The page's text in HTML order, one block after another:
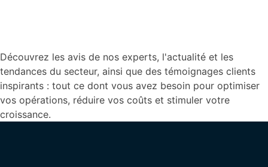
Découvrez les avis de nos experts, l'actualité et les
tendances du secteur, ainsi que des témoignages clients
inspirants : tout ce dont vous avez besoin pour optimiser
vos opérations, réduire vos coûts et stimuler votre
croissance.